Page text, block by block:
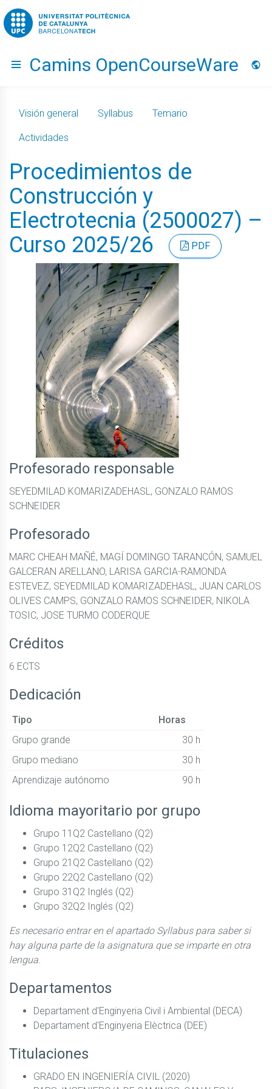
Go to upc.edu
Hide menu
Camins OpenCourseWare
Visión general Syllabus Temario
Actividades
Procedimientos de
Construcción y
Electrotecnia (2500027) –
Curso 2025/26
PDF
Profesorado responsable
SEYEDMILAD KOMARIZADEHASL, GONZALO RAMOS
SCHNEIDER
Profesorado
MARC CHEAH MAÑÉ, MAGÍ DOMINGO TARANCÓN, SAMUEL
GALCERAN ARELLANO, LARISA GARCIA-RAMONDA
ESTEVEZ, SEYEDMILAD KOMARIZADEHASL, JUAN CARLOS
OLIVES CAMPS, GONZALO RAMOS SCHNEIDER, NIKOLA
TOSIC, JOSE TURMO CODERQUE
Créditos
6 ECTS
Dedicación
Tipo
Horas
Grupo grande
30 h
Grupo mediano
30 h
Aprendizaje autónomo
90 h
Idioma mayoritario por grupo
Grupo 11Q2 Castellano (Q2)
Grupo 12Q2 Castellano (Q2)
Grupo 21Q2 Castellano (Q2)
Grupo 22Q2 Castellano (Q2)
Grupo 31Q2 Inglés (Q2)
Grupo 32Q2 Inglés (Q2)
Es necesario entrar en el apartado Syllabus para saber si
hay alguna parte de la asignatura que se imparte en otra
lengua.
Departamentos
Departament d'Enginyeria Civil i Ambiental (DECA)
Departament d'Enginyeria Elèctrica (DEE)
Titulaciones
GRADO EN INGENIERÍA CIVIL (2020)